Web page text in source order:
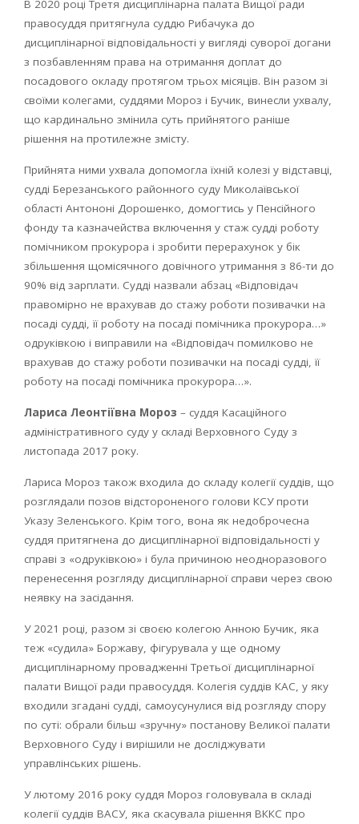
В 2020 році Третя дисциплінарна палата Вищої ради
правосуддя притягнула суддю Рибачука до
дисциплінарної відповідальності у вигляді суворої догани
з позбавленням права на отримання доплат до
посадового окладу протягом трьох місяців. Він разом зі
своїми колегами, суддями Мороз і Бучик, винесли ухвалу,
що кардинально змінила суть прийнятого раніше
рішення на протилежне змісту.
Прийнята ними ухвала допомогла їхній колезі у відставці,
судді Березанського районного суду Миколаївської
області Антононі Дорошенко, домогтись у Пенсійного
фонду та казначейства включення у стаж судді роботу
помічником прокурора і зробити перерахунок у бік
збільшення щомісячного довічного утримання з 86-ти до
90% від зарплати. Судді назвали абзац «Відповідач
правомірно не врахував до стажу роботи позивачки на
посаді судді, її роботу на посаді помічника прокурора…»
одруківкою і виправили на «Відповідач помилково не
врахував до стажу роботи позивачки на посаді судді, її
роботу на посаді помічника прокурора…».
Лариса Леонтіївна Мороз – суддя Касаційного
адміністративного суду у складі Верховного Суду з
листопада 2017 року.
Лариса Мороз також входила до складу колегії суддів, що
розглядали позов відстороненого голови КСУ проти
Указу Зеленського. Крім того, вона як недоброчесна
суддя притягнена до дисциплінарної відповідальності у
справі з «одруківкою» і була причиною неодноразового
перенесення розгляду дисциплінарної справи через свою
неявку на засідання.
У 2021 році, разом зі своєю колегою Анною Бучик, яка
теж «судила» Боржаву, фігурувала у ще одному
дисциплінарному провадженні Третьої дисциплінарної
палати Вищої ради правосуддя. Колегія суддів КАС, у яку
входили згадані судді, самоусунулися від розгляду спору
по суті: обрали більш «зручну» постанову Великої палати
Верховного Суду і вирішили не досліджувати
управлінських рішень.
У лютому 2016 року суддя Мороз головувала в складі
колегії суддів ВАСУ, яка скасувала рішення ВККС про